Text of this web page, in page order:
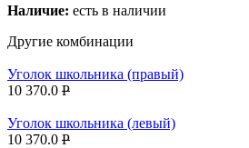
Наличие: есть в наличии
Другие комбинации
Уголок школьника (правый)
10 370.0 P
Уголок школьника (левый)
10 370.0 P